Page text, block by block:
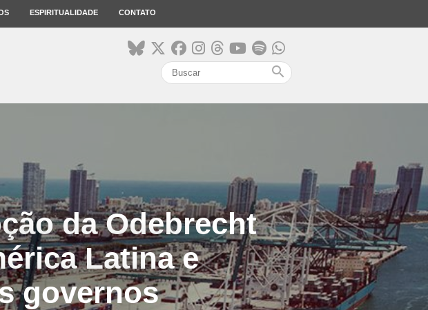
ESPIRITUALIDADE CONTATO
search
da Odebrecht
Latina e
governos